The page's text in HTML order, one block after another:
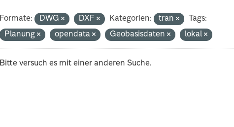
Formate: DWG DXF Kategorien: tran
Tags:
Planung
opendata Geobasisdaten lokal
Bitte versuch es mit einer anderen Suche.